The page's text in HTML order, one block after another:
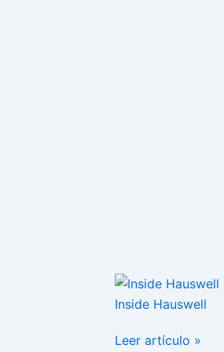
Inside Hauswell
Leer artículo »